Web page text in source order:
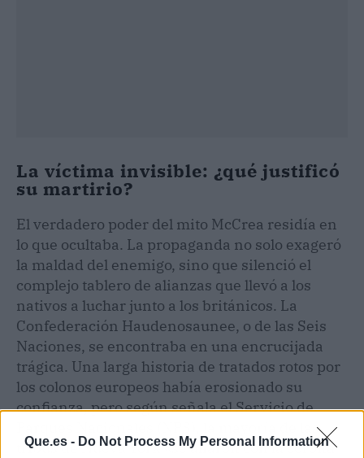
Que.es - Do Not Process My Personal Information
La víctima invisible: ¿qué justificó
su martirio?
El verdadero poder del mito McCrea residía en
lo que ocultaba. La propaganda no solo exageró
la maldad del enemigo, sino que silenció el
complejo tablero de alianzas que llevó a los
nativos a luchar junto a los británicos. La
Confederación Haudenosaunee, o de las Seis
Naciones, se encontraba en una encrucijada
trágica. Una larga historia de tratados rotos por
los colonos europeos había erosionado su
confianza, pero según señala el Servicio de
Parques Nacionales (NPS), la mayoría de las
tribus de Nueva York «se aliaron con la corona